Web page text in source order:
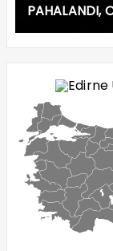
PAHALANDI,